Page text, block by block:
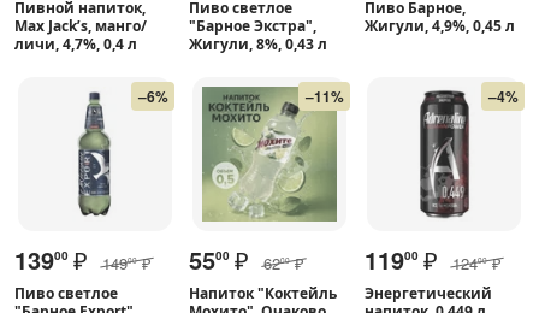
Пивной напиток,
Max Jack’s, манго/
личи, 4,7%, 0,4 л
Пиво светлое
"Барное Экстра",
Жигули, 8%, 0,43 л
Пиво Барное,
Жигули, 4,9%, 0,45 л
–6%
13900 ₽ 14900 ₽
Пиво светлое
–11%
5500 ₽ 6200 ₽
Напиток "Коктейль
–4%
11900 ₽ 12400 ₽
Энергетический